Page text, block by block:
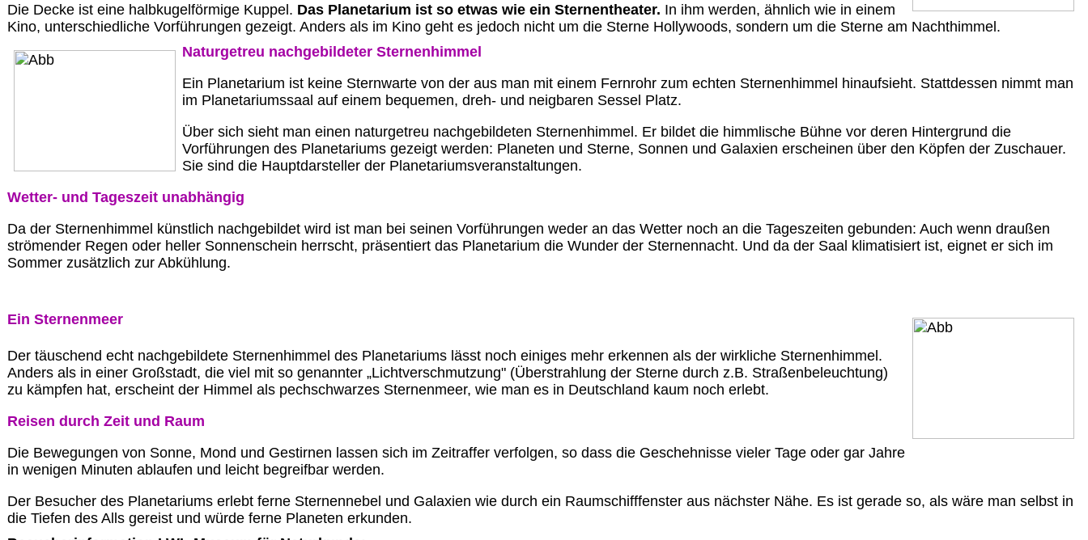
Die Decke ist eine halbkugelförmige Kuppel. Das Planetarium ist so etwas wie ein Sternentheater. In ihm werden, ähnlich wie in einem
Kino, unterschiedliche Vorführungen gezeigt. Anders als im Kino geht es jedoch nicht um die Sterne Hollywoods, sondern um die Sterne am Nachthimmel.
Naturgetreu nachgebildeter Sternenhimmel
Ein Planetarium ist keine Sternwarte von der aus man mit einem Fernrohr zum echten Sternenhimmel hinaufsieht. Stattdessen nimmt man
im Planetariumssaal auf einem bequemen, dreh- und neigbaren Sessel Platz.
Über sich sieht man einen naturgetreu nachgebildeten Sternenhimmel. Er bildet die himmlische Bühne vor deren Hintergrund die
Vorführungen des Planetariums gezeigt werden: Planeten und Sterne, Sonnen und Galaxien erscheinen über den Köpfen der Zuschauer.
Sie sind die Hauptdarsteller der Planetariumsveranstaltungen.
Wetter- und Tageszeit unabhängig
Da der Sternenhimmel künstlich nachgebildet wird ist man bei seinen Vorführungen weder an das Wetter noch an die Tageszeiten gebunden: Auch wenn draußen
strömender Regen oder heller Sonnenschein herrscht, präsentiert das Planetarium die Wunder der Sternennacht. Und da der Saal klimatisiert ist, eignet er sich im
Sommer zusätzlich zur Abkühlung.
Ein Sternenmeer
Der täuschend echt nachgebildete Sternenhimmel des Planetariums lässt noch einiges mehr erkennen als der wirkliche Sternenhimmel.
Anders als in einer Großstadt, die viel mit so genannter „Lichtverschmutzung" (Überstrahlung der Sterne durch z.B. Straßenbeleuchtung)
zu kämpfen hat, erscheint der Himmel als pechschwarzes Sternenmeer, wie man es in Deutschland kaum noch erlebt.
Reisen durch Zeit und Raum
Die Bewegungen von Sonne, Mond und Gestirnen lassen sich im Zeitraffer verfolgen, so dass die Geschehnisse vieler Tage oder gar Jahre
in wenigen Minuten ablaufen und leicht begreifbar werden.
Der Besucher des Planetariums erlebt ferne Sternennebel und Galaxien wie durch ein Raumschifffenster aus nächster Nähe. Es ist gerade so, als wäre man selbst in
die Tiefen des Alls gereist und würde ferne Planeten erkunden.